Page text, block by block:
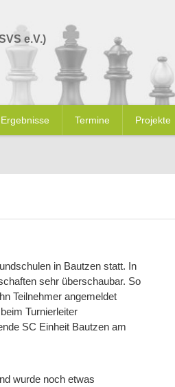
e.V.)
Ergebnisse Termine Projekte
in Bautzen statt. In
sehr überschaubar. So
Teilnehmer angemeldet
Turnierleiter
SC Einheit Bautzen am
wurde noch etwas